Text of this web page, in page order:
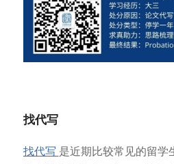
找代写
找代写 是近期比较常见的留学